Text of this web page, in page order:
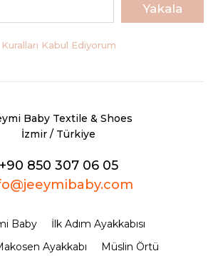
Yakala
Kuralları Kabul Ediyorum
Baby Textile & Shoes
İzmir / Türkiye
+90 850 307 06 05
Baby
İlk Adım Ayakkabısı
Ayakkabı
Müslin Örtü